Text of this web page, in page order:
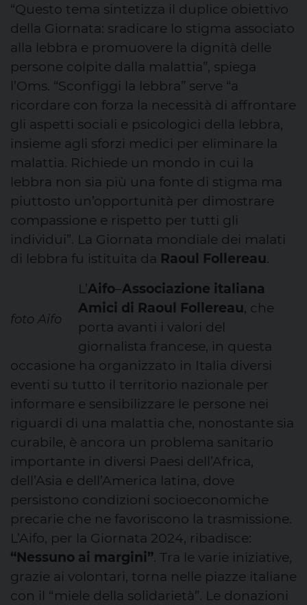
“Questo tema sintetizza il duplice obiettivo
della Giornata: sradicare lo stigma associato
alla lebbra e promuovere la dignità delle
persone colpite dalla malattia”, spiega
l’Oms. “Sconfiggi la lebbra” serve “a
ricordare con forza la necessità di affrontare
gli aspetti sociali e psicologici della lebbra,
insieme agli sforzi medici per eliminare la
malattia. Richiede un mondo in cui la
lebbra non sia più una fonte di stigma ma
piuttosto un’opportunità per dimostrare
compassione e rispetto per tutti gli
individui”. La Giornata mondiale dei malati
di lebbra fu istituita da Raoul Follereau.
foto Aifo
L’Aifo–Associazione italiana
Amici di Raoul Follereau, che
porta avanti i valori del
giornalista francese, in questa
occasione ha organizzato in Italia diversi
eventi su tutto il territorio nazionale per
informare e sensibilizzare le persone nei
riguardi di una malattia che, nonostante sia
curabile, è ancora un problema sanitario
importante in diversi Paesi dell’Africa,
dell’Asia e dell’America latina, dove
persistono condizioni socioeconomiche
precarie che ne favoriscono la trasmissione.
L’Aifo, per la Giornata 2024, ribadisce:
“Nessuno ai margini”. Tra le varie iniziative,
grazie ai volontari, torna nelle piazze italiane
con il “miele della solidarietà”. Le donazioni